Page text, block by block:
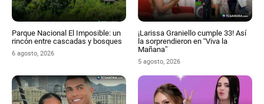
Parque Nacional El Imposible: un
rincón entre cascadas y bosques
6 agosto, 2026
¡Larissa Graniello cumple 33! Así
la sorprendieron en “Viva la
Mañana”
5 agosto, 2026